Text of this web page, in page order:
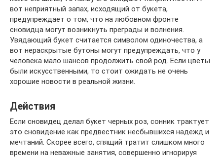
вот неприятный запах, исходящий от букета,
предупреждает о том, что на любовном фронте
сновидца могут возникнуть преграды и волнения.
Увядающий букет считается символом одиночества, а
вот нераскрытые бутоны могут предупреждать, что у
человека мало шансов продолжить свой род. Если цветы
были искусственными, то стоит ожидать не очень
хорошие новости в реальной жизни.
Действия
Если сновидец делал букет черных роз, сонник трактует
это сновидение как предвестник несбывшихся надежд и
мечтаний. Скорее всего, спящий тратит слишком много
времени на неважные занятия, совершенно игнорируя